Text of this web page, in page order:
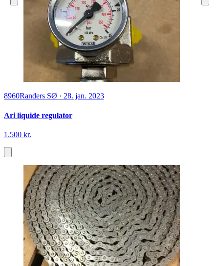
8960Randers SØ · 28. jan. 2023
Ari liquide regulator
1.500 kr.